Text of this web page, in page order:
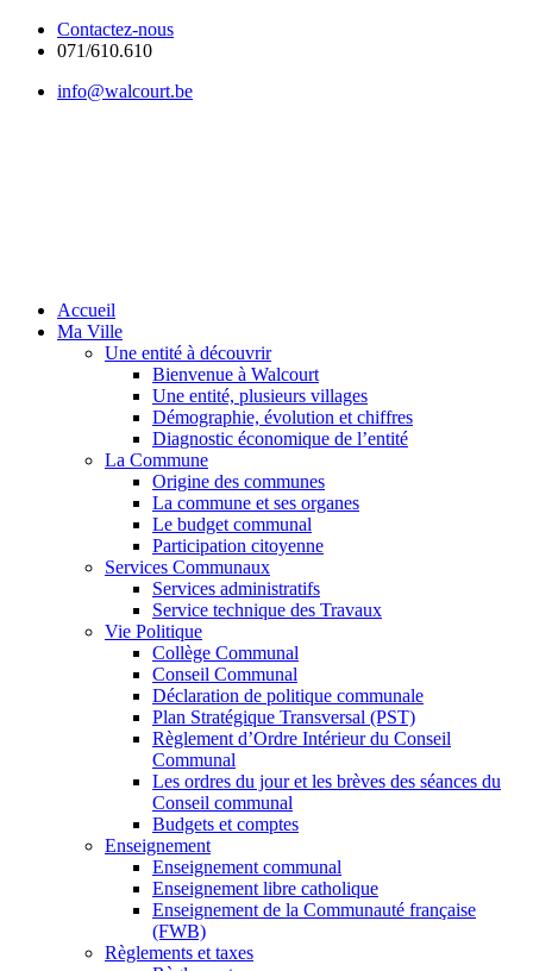
Contactez-nous
071/610.610
info@walcourt.be
Accueil
Ma Ville
Une entité à découvrir
Bienvenue à Walcourt
Une entité, plusieurs villages
Démographie, évolution et chiffres
Diagnostic économique de l’entité
La Commune
Origine des communes
La commune et ses organes
Le budget communal
Participation citoyenne
Services Communaux
Services administratifs
Service technique des Travaux
Vie Politique
Collège Communal
Conseil Communal
Déclaration de politique communale
Plan Stratégique Transversal (PST)
Règlement d’Ordre Intérieur du Conseil
Communal
Les ordres du jour et les brèves des séances du
Conseil communal
Budgets et comptes
Enseignement
Enseignement communal
Enseignement libre catholique
Enseignement de la Communauté française
(FWB)
Règlements et taxes